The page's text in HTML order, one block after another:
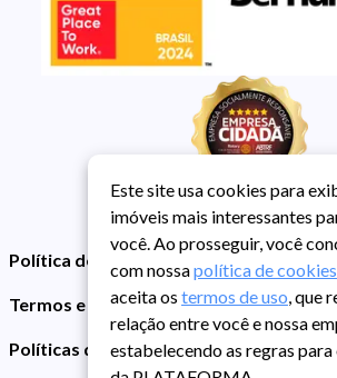
Política de Privacidade
Termos e Condições de Uso
Políticas de Cookies
Este site usa cookies para
imóveis mais interessantes
você. Ao prosseguir, você
com nossapolítica de cookies
aceita os termos de uso, que
relação entre você e nossa
estabelecendo as regras para